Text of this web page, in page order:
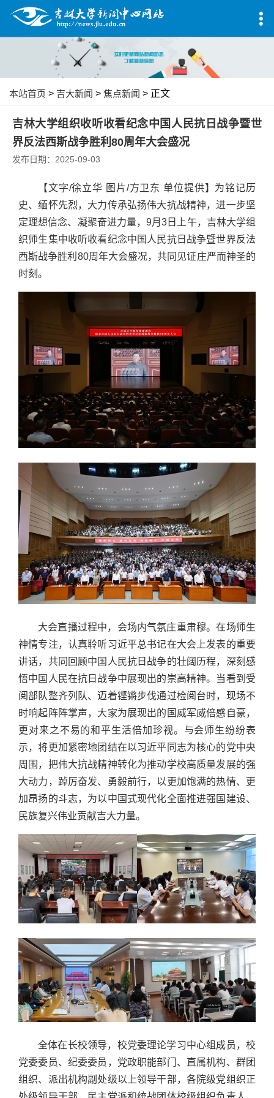
本站首页 > 吉大新闻 > 焦点新闻 > 正文
吉林大学组织收听收看纪念中国人民抗日战争暨世
界反法西斯战争胜利80周年大会盛况
发布日期：2025-09-03
【文字/徐立华 图片/方卫东 单位提供】为铭记历
史、缅怀先烈，大力传承弘扬伟大抗战精神，进一步坚
定理想信念、凝聚奋进力量，9月3日上午，吉林大学组
织师生集中收听收看纪念中国人民抗日战争暨世界反法
西斯战争胜利80周年大会盛况，共同见证庄严而神圣的
时刻。
大会直播过程中，会场内气氛庄重肃穆。在场师生
神情专注，认真聆听习近平总书记在大会上发表的重要
讲话，共同回顾中国人民抗日战争的壮阔历程，深刻感
悟中国人民在抗日战争中展现出的崇高精神。当看到受
阅部队整齐列队、迈着铿锵步伐通过检阅台时，现场不
时响起阵阵掌声，大家为展现出的国威军威倍感自豪，
更对来之不易的和平生活倍加珍视。与会师生纷纷表
示，将更加紧密地团结在以习近平同志为核心的党中央
周围，把伟大抗战精神转化为推动学校高质量发展的强
大动力，踔厉奋发、勇毅前行，以更加饱满的热情、更
加昂扬的斗志，为以中国式现代化全面推进强国建设、
民族复兴伟业贡献吉大力量。
全体在长校领导，校党委理论学习中心组成员，校
党委委员、纪委委员，党政职能部门、直属机构、群团
组织、派出机构副处级以上领导干部，各院级党组织正